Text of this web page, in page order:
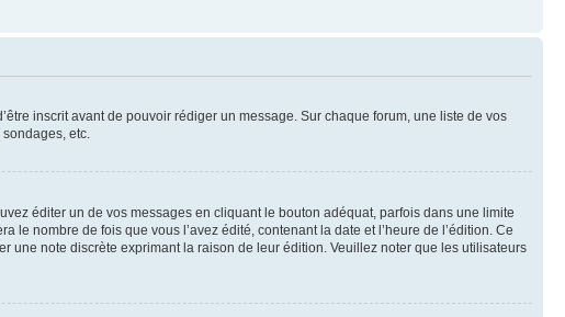
inscrit avant de pouvoir rédiger un message. Sur chaque forum, une liste de vos
etc.
éditer un de vos messages en cliquant le bouton adéquat, parfois dans une limite
nombre de fois que vous l’avez édité, contenant la date et l’heure de l’édition. Ce
une note discrète exprimant la raison de leur édition. Veuillez noter que les utilisateurs